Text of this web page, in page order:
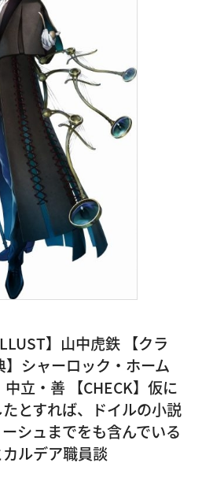
】山中虎鉄 【クラ
シャーロック・ホーム
立・善 【CHECK】仮に
とすれば、ドイルの小説
シュまでをも含んでいる
ルデア職員談